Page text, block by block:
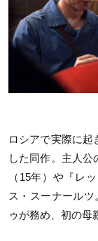
ロシアで実際に起
した同作。主人公
（15年）や『レ
ス・スーナール
ゥが務め、初の母